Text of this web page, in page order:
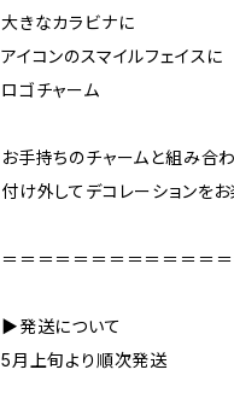
大きなカラビナに
アイコンのスマイルフェイスに
ロゴチャーム
お手持ちのチャームと組み合
付け外してデコレーションをお
＝＝＝＝＝＝＝＝＝＝＝＝
▶発送について
5月上旬より順次発送